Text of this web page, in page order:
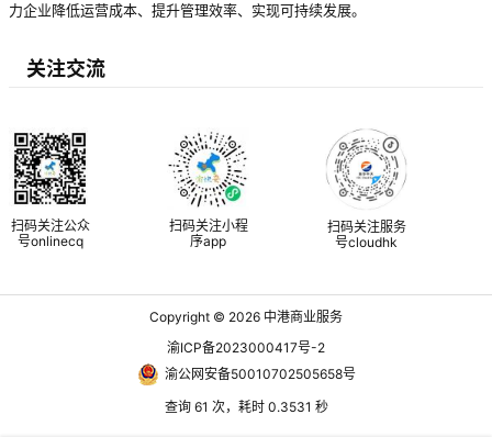
力企业降低运营成本、提升管理效率、实现可持续发展。
关注交流
扫码关注公众
号onlinecq
扫码关注小程
序app
扫码关注服务
号cloudhk
Copyright © 2026 中港商业服务
渝ICP备2023000417号-2
渝公网安备50010702505658号
查询 61 次，耗时 0.3531 秒